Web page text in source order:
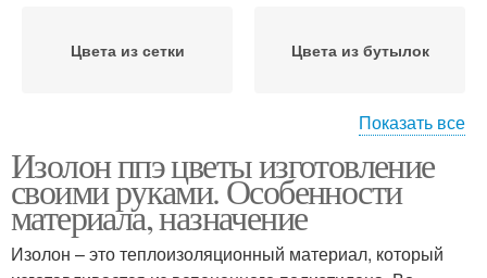
Цвета из сетки Цвета из бутылок
Большие цветы
бутылок
Показать все
Изолон ппэ цветы изготовление
своими руками. Особенности
материала, назначение
Изолон – это теплоизоляционный материал, который